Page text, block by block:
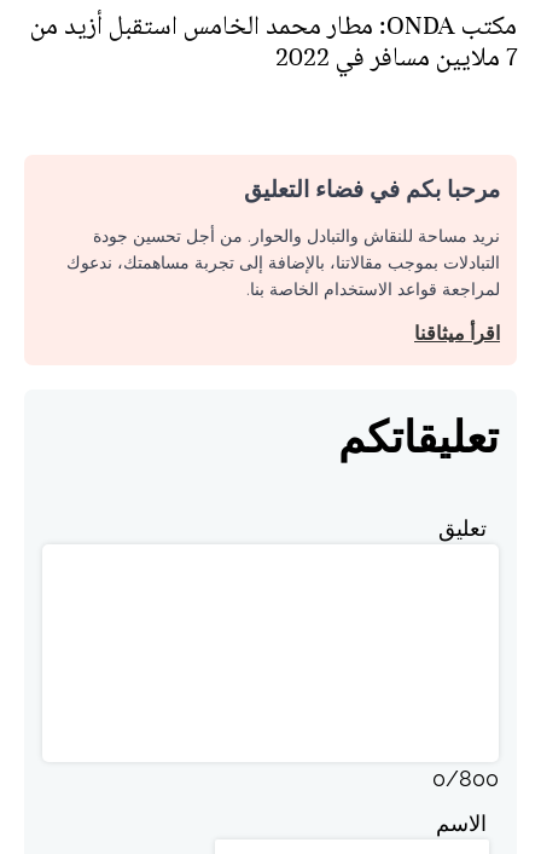
مكتب ONDA: مطار محمد الخامس استقبل أزيد من
7 ملايين مسافر في 2022
مرحبا بكم في فضاء التعليق
نريد مساحة للنقاش والتبادل والحوار. من أجل تحسين جودة
التبادلات بموجب مقالاتنا، بالإضافة إلى تجربة مساهمتك، ندعوك
لمراجعة قواعد الاستخدام الخاصة بنا.
اقرأ ميثاقنا
تعليقاتكم
تعليق
0/800
الاسم